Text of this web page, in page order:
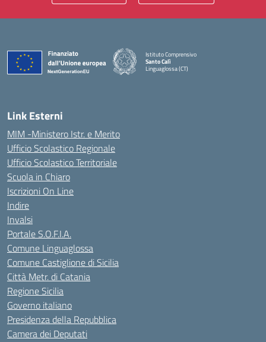
Istituto Comprensivo
Santo Calì
Linguaglossa (CT)
— Visita la pagina iniziale della scuola
Link Esterni
MIM -Ministero Istr. e Merito
Ufficio Scolastico Regionale
Ufficio Scolastico Territoriale
Scuola in Chiaro
Iscrizioni On Line
Indire
Invalsi
Portale S.O.F.I.A.
Comune Linguaglossa
Comune Castiglione di Sicilia
Città Metr. di Catania
Regione Sicilia
Governo italiano
Presidenza della Repubblica
Camera dei Deputati